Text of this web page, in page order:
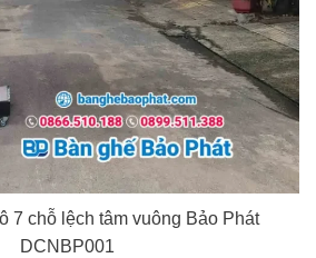
7 chỗ lệch tâm vuông Bảo Phát
DCNBP001